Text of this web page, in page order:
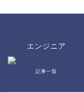
エンジニア
記事一覧